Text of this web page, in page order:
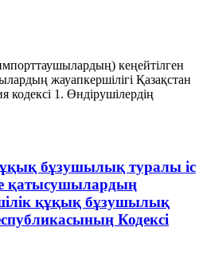
кеңейтілген
жауапкершілігі Қазақстан
1. Өндірушілердің
бұзушылық туралы iс
қатысушылардың
құқық бұзушылық
Кодексі